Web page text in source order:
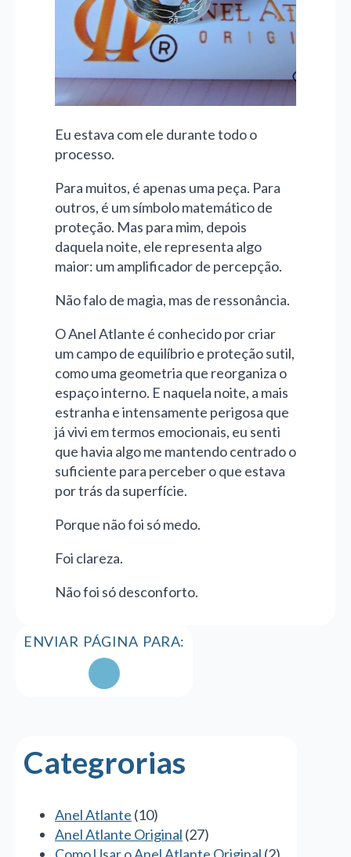
Eu estava com ele durante todo o
processo.
Para muitos, é apenas uma peça. Para
outros, é um símbolo matemático de
proteção. Mas para mim, depois
daquela noite, ele representa algo
maior: um amplificador de percepção.
Não falo de magia, mas de ressonância.
O Anel Atlante é conhecido por criar
um campo de equilíbrio e proteção sutil,
como uma geometria que reorganiza o
espaço interno. E naquela noite, a mais
estranha e intensamente perigosa que
já vivi em termos emocionais, eu senti
que havia algo me mantendo centrado o
suficiente para perceber o que estava
por trás da superfície.
Porque não foi só medo.
Foi clareza.
Não foi só desconforto.
ENVIAR PÁGINA PARA:
Categrorias
Anel Atlante (10)
Anel Atlante Original (27)